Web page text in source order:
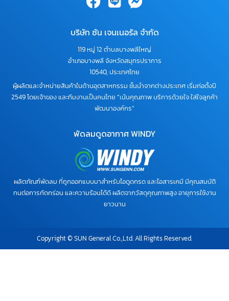
บริษัท ซัน เจนเนอรัล จำกัด
119 หมู่ 12 ตำบลบางพลีใหญ่
อำเภอบางพลี จังหวัดสมุทรปราการ
10540, ประเทศไทย
ผู้ผลิตและจำหน่ายสินค้าในด้านอุตสาหกรรม ชั้นนำจากต่างประเทศ เริ่มก่อตั้งปี
2549 โดยเจ้าของ และทีมงานเป็นคนไทย “เน้นคุณภาพ บริการด้วยใจ ใส่ใจลูกค้า
พัฒนาองค์กร”
พัดลมดูดอากาศ WINDY
ผลิตภัณฑ์พัดลม ที่ถูกออกแบบมาสำหรับไอดูดกรด และไอสารเคมี มีคุณสมบัติ
ทนต่อการกัดกร่อน และความร้อนได้ดี ผลิตจากวัสดุคุณภาพสูง อายุการใช้งาน
ยาวนาน
Copyright © SUN General Co.,Ltd. All Rights Reserved.